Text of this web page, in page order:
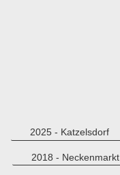
2025 - Katzelsdorf
2018 - Neckenmarkt